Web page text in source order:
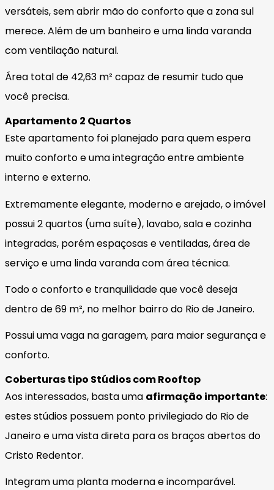
versáteis, sem abrir mão do conforto que a zona sul
merece. Além de um banheiro e uma linda varanda
com ventilação natural.
Área total de 42,63 m² capaz de resumir tudo que
você precisa.
Apartamento 2 Quartos
Este apartamento foi planejado para quem espera
muito conforto e uma integração entre ambiente
interno e externo.
Extremamente elegante, moderno e arejado, o imóvel
possui 2 quartos (uma suíte), lavabo, sala e cozinha
integradas, porém espaçosas e ventiladas, área de
serviço e uma linda varanda com área técnica.
Todo o conforto e tranquilidade que você deseja
dentro de 69 m², no melhor bairro do Rio de Janeiro.
Possui uma vaga na garagem, para maior segurança e
conforto.
Coberturas tipo Stúdios com Rooftop
Aos interessados, basta uma afirmação importante:
estes stúdios possuem ponto privilegiado do Rio de
Janeiro e uma vista direta para os braços abertos do
Cristo Redentor.
Integram uma planta moderna e incomparável.